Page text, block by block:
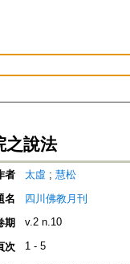
之說法
者 太虛 ; 慧松
名
四川佛教月刊
期
v.2 n.10
次 1 - 5